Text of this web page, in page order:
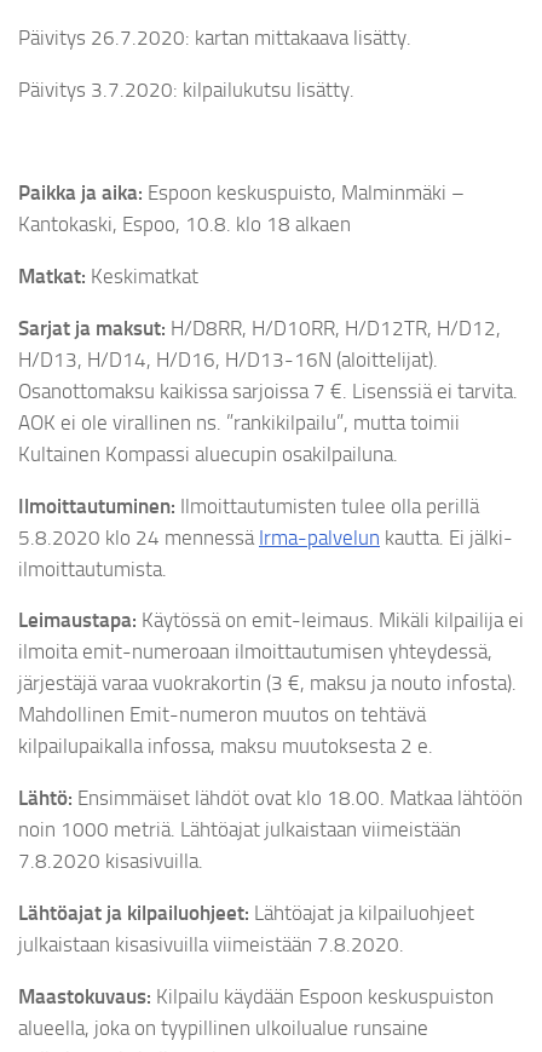
Päivitys 26.7.2020: kartan mittakaava lisätty.
Päivitys 3.7.2020: kilpailukutsu lisätty.
Paikka ja aika: Espoon keskuspuisto, Malminmäki –
Kantokaski, Espoo, 10.8. klo 18 alkaen
Matkat: Keskimatkat
Sarjat ja maksut: H/D8RR, H/D10RR, H/D12TR, H/D12,
H/D13, H/D14, H/D16, H/D13-16N (aloittelijat).
Osanottomaksu kaikissa sarjoissa 7 €. Lisenssiä ei tarvita.
AOK ei ole virallinen ns. ”rankikilpailu”, mutta toimii
Kultainen Kompassi aluecupin osakilpailuna.
Ilmoittautuminen: Ilmoittautumisten tulee olla perillä
5.8.2020 klo 24 mennessä Irma-palvelun kautta. Ei jälki-
ilmoittautumista.
Leimaustapa: Käytössä on emit-leimaus. Mikäli kilpailija ei
ilmoita emit-numeroaan ilmoittautumisen yhteydessä,
järjestäjä varaa vuokrakortin (3 €, maksu ja nouto infosta).
Mahdollinen Emit-numeron muutos on tehtävä
kilpailupaikalla infossa, maksu muutoksesta 2 e.
Lähtö: Ensimmäiset lähdöt ovat klo 18.00. Matkaa lähtöön
noin 1000 metriä. Lähtöajat julkaistaan viimeistään
7.8.2020 kisasivuilla.
Lähtöajat ja kilpailuohjeet: Lähtöajat ja kilpailuohjeet
julkaistaan kisasivuilla viimeistään 7.8.2020.
Maastokuvaus: Kilpailu käydään Espoon keskuspuiston
alueella, joka on tyypillinen ulkoilualue runsaine